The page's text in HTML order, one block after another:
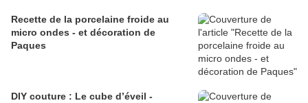
Recette de la porcelaine froide au
micro ondes - et décoration de
Paques
DIY couture : Le cube d’éveil -